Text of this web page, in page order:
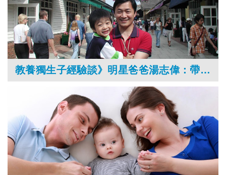
教養獨生子經驗談》明星爸爸湯志偉：帶兒子玩出好教養